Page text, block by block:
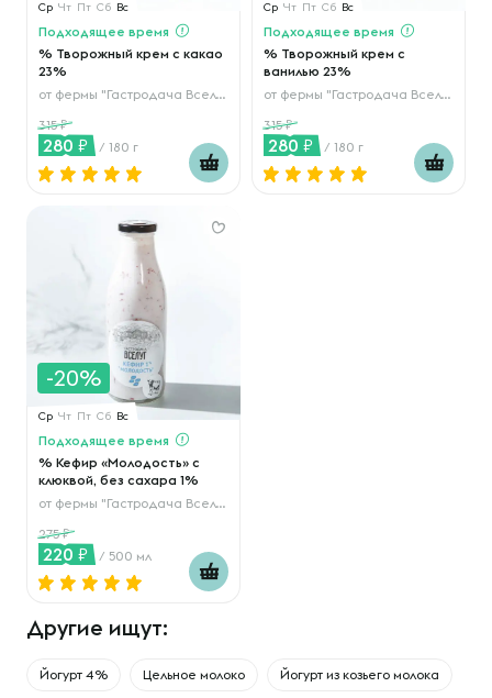
Ср Чт Пт Сб Вс
Подходящее время
% Творожный крем с какао
23%
от фермы "Гастродача Вселуг"
315
280 / 180 г
Ср Чт Пт Сб Вс
Подходящее время
% Творожный крем с
ванилью 23%
от фермы "Гастродача Вселуг"
315
280 / 180 г
-20%
Ср Чт Пт Сб Вс
Подходящее время
% Кефир «Молодость» с
клюквой, без сахара 1%
от фермы "Гастродача Вселуг"
275
220 / 500 мл
Другие ищут:
Йогурт 4% Цельное молоко Йогурт из козьего молока